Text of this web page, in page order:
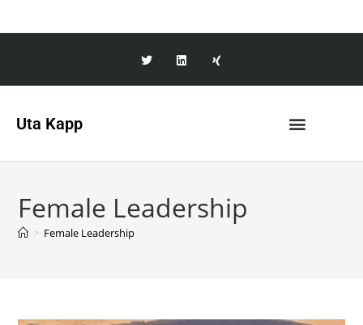
Uta Kapp
Female Leadership
> Female Leadership